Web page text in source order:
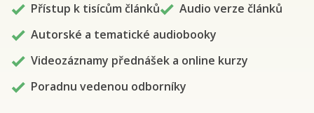
Přístup k tisícům článků
Audio verze článků
Autorské a tematické audiobooky
Videozáznamy přednášek a online kurzy
Poradnu vedenou odborníky